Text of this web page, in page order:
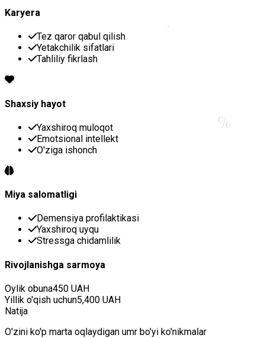
%
Karyera
Tez qaror qabul qilish
Yetakchilik sifatlari
Tahliliy fikrlash
Shaxsiy hayot
Yaxshiroq muloqot
Emotsional intellekt
O'ziga ishonch
Miya salomatligi
Demensiya profilaktikasi
Yaxshiroq uyqu
Stressga chidamlilik
Rivojlanishga sarmoya
Oylik obuna450 UAH
Yillik o'qish uchun5,400 UAH
Natija
O'zini ko'p marta oqlaydigan umr bo'yi ko'nikmalar